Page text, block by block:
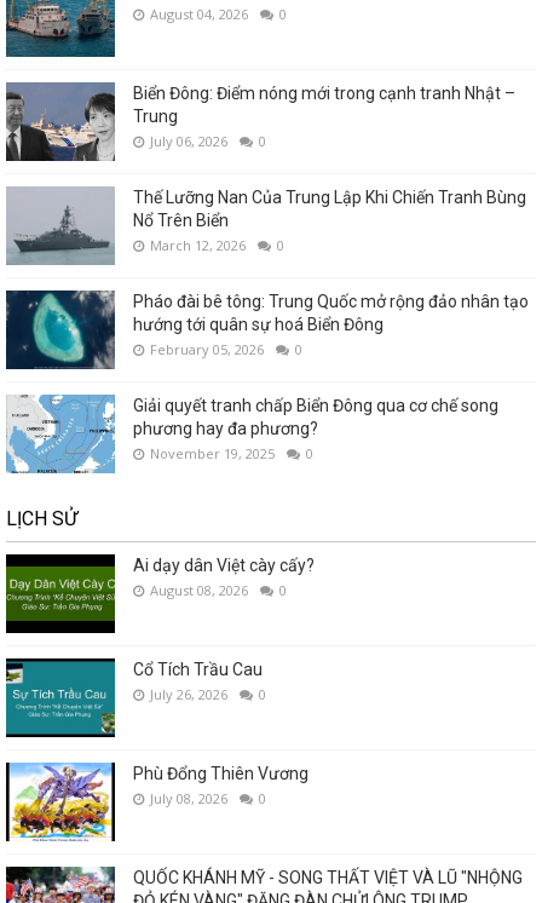
August 04, 2026 0
Biển Đông: Điểm nóng mới trong cạnh tranh Nhật –
Trung
July 06, 2026 0
Thế Lưỡng Nan Của Trung Lập Khi Chiến Tranh Bùng
Nổ Trên Biển
March 12, 2026 0
Pháo đài bê tông: Trung Quốc mở rộng đảo nhân tạo
hướng tới quân sự hoá Biển Đông
February 05, 2026 0
Giải quyết tranh chấp Biển Đông qua cơ chế song
phương hay đa phương?
November 19, 2025 0
LỊCH SỬ
Ai dạy dân Việt cày cấy?
August 08, 2026 0
Cổ Tích Trầu Cau
July 26, 2026 0
Phù Đổng Thiên Vương
July 08, 2026 0
QUỐC KHÁNH MỸ - SONG THẤT VIỆT VÀ LŨ "NHỘNG